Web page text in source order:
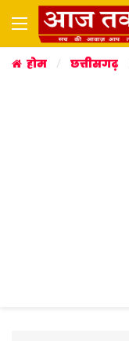
होम छत्तीसगढ़